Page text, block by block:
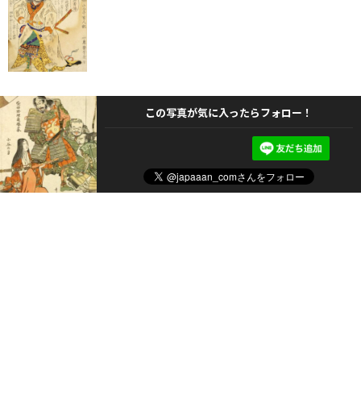
この写真が気に入ったらフォロー！